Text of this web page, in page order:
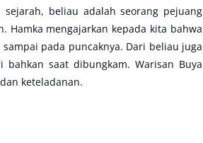
beliau adalah seorang pejuang
Hamka mengajarkan kepada kita bahwa
pada puncaknya. Dari beliau juga
saat dibungkam. Warisan Buya
keteladanan.